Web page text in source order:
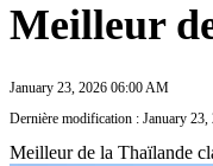
Meilleur
January 23, 2026 06:00 AM
Dernière modification : January 23,
Meilleur de la Thaïlande